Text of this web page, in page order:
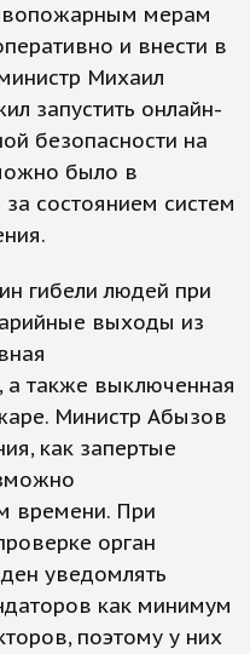
мерам
и внести в
Михаил
запустить онлайн-
безопасности на
было в
состоянием систем
гибели людей при
выходы из
а также выключенная
Министр Абызов
как запертые
времени. При
орган
уведомлять
как минимум
поэтому у них